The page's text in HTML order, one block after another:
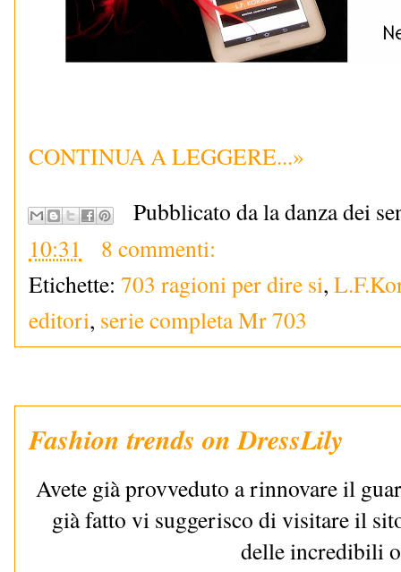
CONTINUA A LEGGERE...»
Pubblicato da la danza dei
10:31
8 commenti:
Etichette: 703 ragioni per dire si,
editori, serie completa Mr 703
Fashion trends on DressLily
Avete già provveduto a rinnovare il
già fatto vi suggerisco di visitare il
delle incredibili